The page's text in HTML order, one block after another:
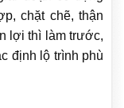
chặt chẽ, thận
lợi thì làm trước,
định lộ trình phù